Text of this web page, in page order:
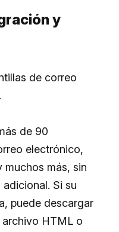
y
de correo
de 90
electrónico,
muchos más, sin
Si su
puede descargar
HTML o